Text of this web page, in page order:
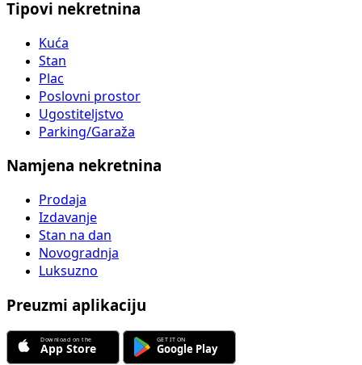
Tipovi nekretnina
Kuća
Stan
Plac
Poslovni prostor
Ugostiteljstvo
Parking/Garaža
Namjena nekretnina
Prodaja
Izdavanje
Stan na dan
Novogradnja
Luksuzno
Preuzmi aplikaciju